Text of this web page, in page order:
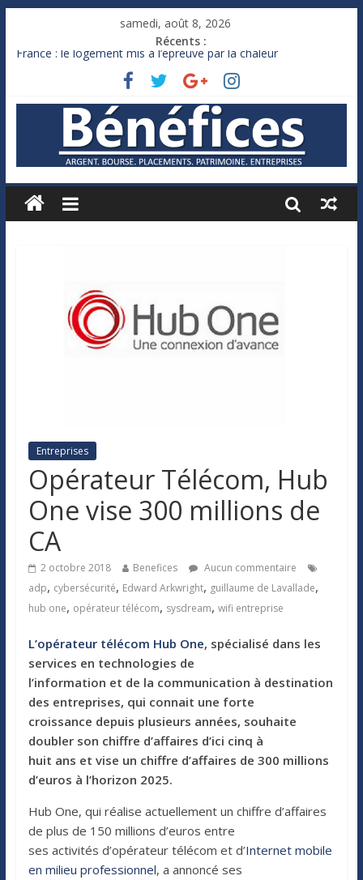
samedi, août 8, 2026
Récents :
France : le logement mis à l’épreuve par la chaleur
Des milliards de dollars de droits de douane déjà remboursés
Royaume-Uni : Andy Burnham recule sur l’impôt
Xavier Niel, le milliardaire qui ne touche presque rien
Ruée des fortunes russes vers l’étranger
Entreprises
Opérateur Télécom, Hub
One vise 300 millions de
CA
2 octobre 2018 Benefices
Aucun commentaire
adp, cybersécurité, Edward Arkwright, guillaume de Lavallade,
hub one, opérateur télécom, sysdream, wifi entreprise
L’opérateur télécom Hub One, spécialisé dans les
services en technologies de
l’information et de la communication à destination
des entreprises, qui connait une forte
croissance depuis plusieurs années, souhaite
doubler son chiffre d’affaires d’ici cinq à
huit ans et vise un chiffre d’affaires de 300 millions
d’euros à l’horizon 2025.
Hub One, qui réalise actuellement un chiffre d’affaires
de plus de 150 millions d’euros entre
ses activités d’opérateur télécom et d’Internet mobile
en milieu professionnel, a annoncé ses